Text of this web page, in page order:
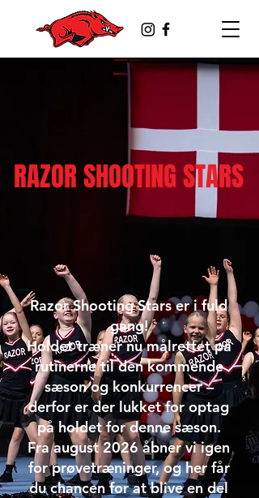
RAZOR SHOOTING STARS
Razor Shooting Stars er i fuld
gang!
Holdet træner nu målrettet på
rutinerne til den kommende
sæson og konkurrencer –
derfor er der lukket for optag
på holdet for denne sæson.
Fra august 2026 åbner vi igen
for prøvetræninger, og her får
du chancen for at blive en del